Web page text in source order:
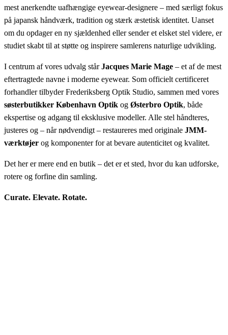
mest anerkendte uafhængige eyewear-designere – med særligt fokus
på japansk håndværk, tradition og stærk æstetisk identitet. Uanset
om du opdager en ny sjældenhed eller sender et elsket stel videre, er
studiet skabt til at støtte og inspirere samlerens naturlige udvikling.
I centrum af vores udvalg stårJacques Marie Mage – et af de mest
eftertragtede navne i moderne eyewear. Som officielt certificeret
forhandler tilbyder Frederiksberg Optik Studio, sammen med vores
søsterbutikker København Optik og Østerbro Optik, både
ekspertise og adgang til eksklusive modeller. Alle stel håndteres,
justeres og – når nødvendigt – restaureres med originale JMM-
værktøjer og komponenter for at bevare autenticitet og kvalitet.
Det her er mere end en butik – det er et sted, hvor du kan udforske,
rotere og forfine din samling.
Curate. Elevate. Rotate.